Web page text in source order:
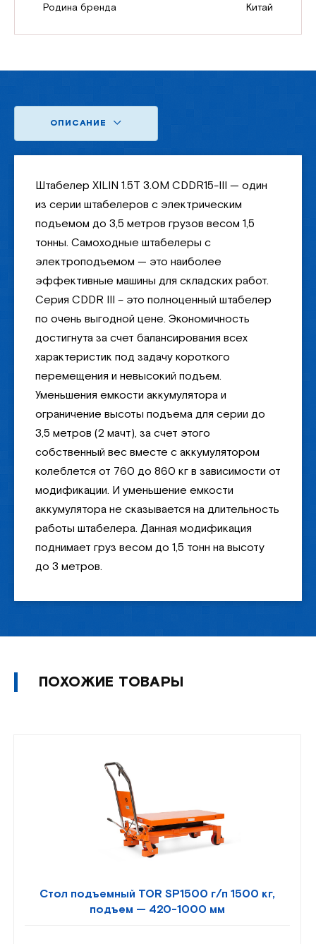
Родина бренда
Китай
ОПИСАНИЕ
Штабелер XILIN 1.5Т 3.0М CDDR15-III — один
из серии штабелеров с электрическим
подъемом до 3,5 метров грузов весом 1,5
тонны. Самоходные штабелеры с
электроподъемом — это наиболее
эффективные машины для складских работ.
Серия CDDR III – это полноценный штабелер
по очень выгодной цене. Экономичность
достигнута за счет балансирования всех
характеристик под задачу короткого
перемещения и невысокий подъем.
Уменьшения емкости аккумулятора и
ограничение высоты подъема для серии до
3,5 метров (2 мачт), за счет этого
собственный вес вместе с аккумулятором
колеблется от 760 до 860 кг в зависимости от
модификации. И уменьшение емкости
аккумулятора не сказывается на длительность
работы штабелера. Данная модификация
поднимает груз весом до 1,5 тонн на высоту
до 3 метров.
ПОХОЖИЕ ТОВАРЫ
Стол подъемный TOR SP1500 г/п 1500 кг,
подъем — 420-1000 мм